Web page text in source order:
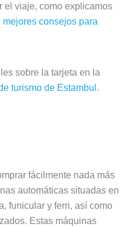
el viaje, como explicamos
mejores consejos para
sobre la tarjeta en la
turismo de Estambul .
fácilmente nada más
automáticas situadas en
funicular y ferri, así como
Estas máquinas